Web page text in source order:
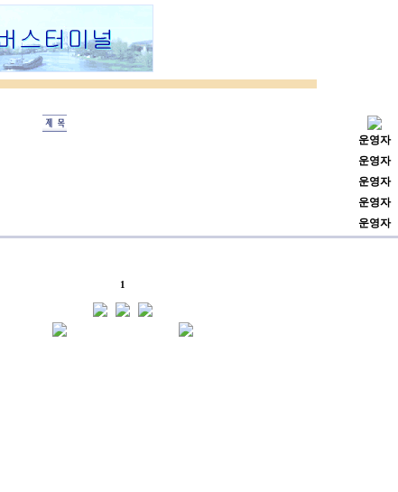
운영자
운영자
운영자
운영자
운영자
1